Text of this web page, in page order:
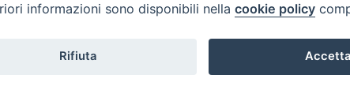
informazioni sono disponibili nella cookie policy
Rifiuta Accetta